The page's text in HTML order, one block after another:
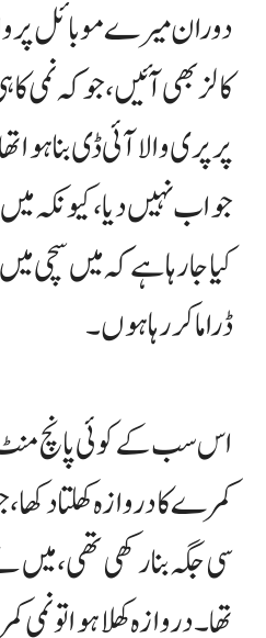
دوران میرے موبائل
کالز بھی آئیں، جو کہ نمی
پر پری والا آئی ڈی بنا ہوا
جواب نہیں دیا، کیونکہ میں
کیا جا رہا ہے کہ میں سچی
ڈراما کر رہا ہوں۔
اس سب کے کوئی پانچ منٹ
کمرے کا دروازہ کھلتا
سی جگہ بنا رکھی تھی، میں
تھا۔ دروازہ کھلا ہوا تو